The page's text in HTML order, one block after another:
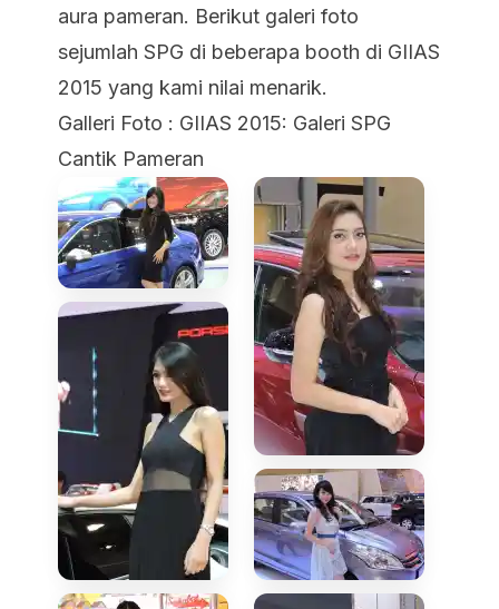
aura pameran. Berikut galeri foto
sejumlah SPG di beberapa booth di GIIAS
2015 yang kami nilai menarik.
Galleri Foto : GIIAS 2015: Galeri SPG
Cantik Pameran